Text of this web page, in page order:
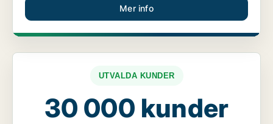
Mer info
UTVALDA KUNDER
30 000 kunder